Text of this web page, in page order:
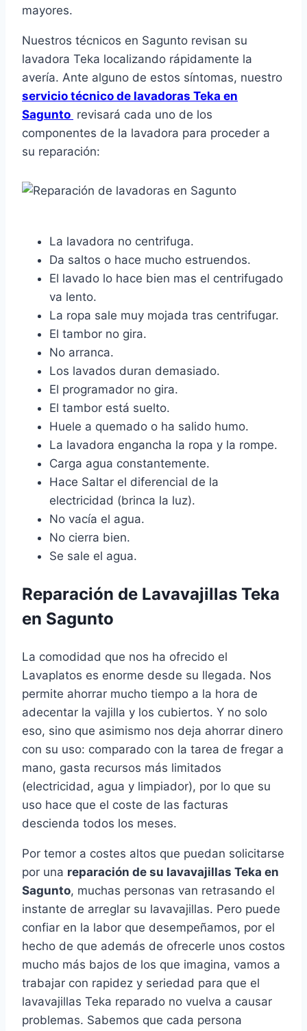
mayores.
Nuestros técnicos en Sagunto revisan su
lavadora Teka localizando rápidamente la
avería. Ante alguno de estos síntomas, nuestro
servicio técnico de lavadoras Teka en
Sagunto revisará cada uno de los
componentes de la lavadora para proceder a
su reparación:
La lavadora no centrifuga.
Da saltos o hace mucho estruendos.
El lavado lo hace bien mas el centrifugado
va lento.
La ropa sale muy mojada tras centrifugar.
El tambor no gira.
No arranca.
Los lavados duran demasiado.
El programador no gira.
El tambor está suelto.
Huele a quemado o ha salido humo.
La lavadora engancha la ropa y la rompe.
Carga agua constantemente.
Hace Saltar el diferencial de la
electricidad (brinca la luz).
No vacía el agua.
No cierra bien.
Se sale el agua.
Reparación de Lavavajillas Teka
en Sagunto
La comodidad que nos ha ofrecido el
Lavaplatos es enorme desde su llegada. Nos
permite ahorrar mucho tiempo a la hora de
adecentar la vajilla y los cubiertos. Y no solo
eso, sino que asimismo nos deja ahorrar dinero
con su uso: comparado con la tarea de fregar a
mano, gasta recursos más limitados
(electricidad, agua y limpiador), por lo que su
uso hace que el coste de las facturas
descienda todos los meses.
Por temor a costes altos que puedan solicitarse
por una reparación de su lavavajillas Teka en
Sagunto, muchas personas van retrasando el
instante de arreglar su lavavajillas. Pero puede
confiar en la labor que desempeñamos, por el
hecho de que además de ofrecerle unos costos
mucho más bajos de los que imagina, vamos a
trabajar con rapidez y seriedad para que el
lavavajillas Teka reparado no vuelva a causar
problemas. Sabemos que cada persona